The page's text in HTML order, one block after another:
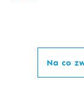
Na co